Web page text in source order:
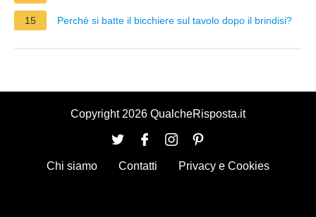
15 Perché si batte il bicchiere sul tavolo dopo il brindisi?
Copyright 2026 QualcheRisposta.it
Chi siamo Contatti Privacy e Cookies